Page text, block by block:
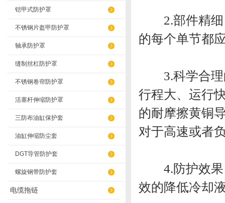
铠甲式防护罩
不锈钢片盔甲防护罩
轴承防护罩
缝制丝杠防护罩
不锈钢卷帘防护罩
活塞杆伸缩防护罩
三防布油缸保护套
油缸伸缩防尘套
DGT导管防护套
螺旋钢带防护套
电缆拖链
2.部件精细
的每个单节都
3.科学合理
行程大、运行
的耐摩擦黄铜
对于高速或者
4.防护效果
效的降低冷却